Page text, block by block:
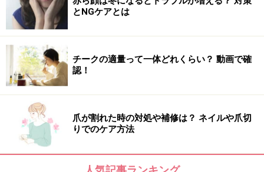
とNGケアとは
チークの適量って一体どれくらい？ 動画で確
認！
爪が割れた時の対処や補修は？ ネイルや爪切
りでのケア方法